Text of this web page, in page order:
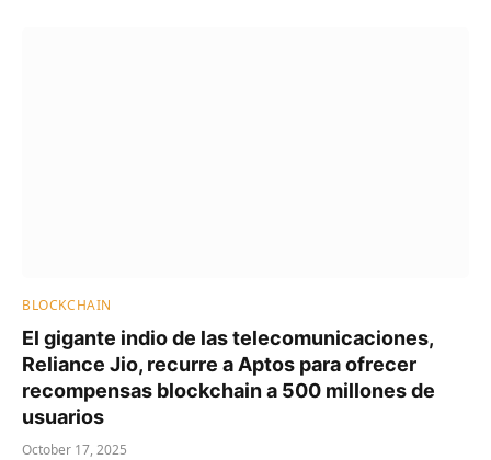
BLOCKCHAIN
El gigante indio de las telecomunicaciones,
Reliance Jio, recurre a Aptos para ofrecer
recompensas blockchain a 500 millones de
usuarios
October 17, 2025